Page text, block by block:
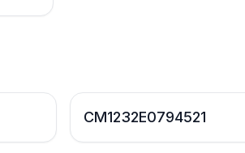
CM1232E0794521